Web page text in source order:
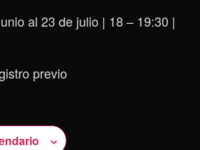
al 23 de julio | 18 – 19:30 |
previo